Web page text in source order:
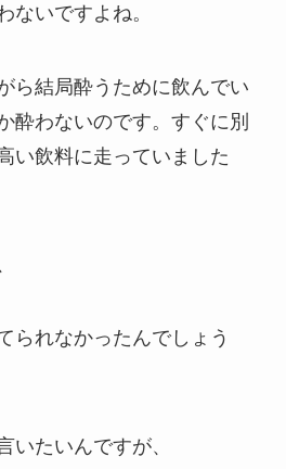
ないですよね。
ら結局酔うために飲んでい
酔わないのです。すぐに別
い飲料に走っていました
られなかったんでしょう
いたいんですが、